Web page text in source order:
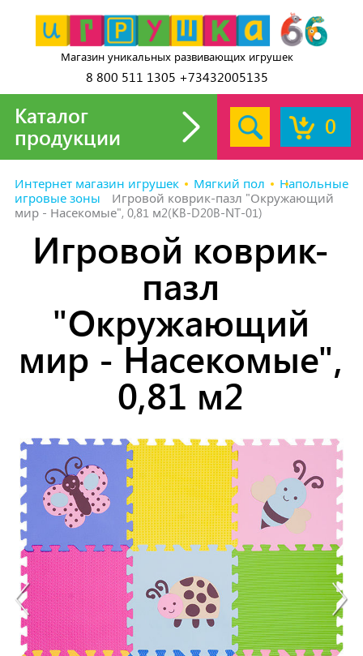
Магазин уникальных развивающих игрушек
8 800 511 1305 +73432005135
0
Каталог
продукции
Интернет магазин игрушек Мягкий пол
Напольные
игровые зоны
Игровой коврик-пазл "Окружающий
мир - Насекомые", 0,81 м2(KB-D20B-NT-01)
Игровой коврик-
пазл
"Окружающий
мир - Насекомые",
0,81 м2